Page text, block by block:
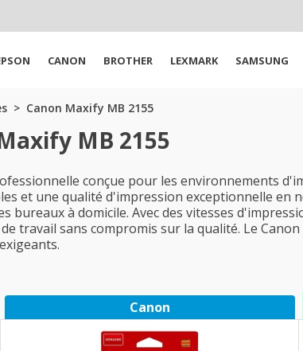
CANON BROTHER LEXMARK SAMSUNG
Canon Maxify MB 2155
MB 2155
conçue pour les environnements
et une qualité d'impression exceptionnelle en
à domicile. Avec des vitesses
travail sans compromis sur la qualité. Le
Canon